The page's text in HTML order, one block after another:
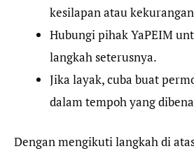
kesilapan atau
Hubungi pihak YaPEIM
langkah seterusnya.
Jika layak, cuba buat
dalam tempoh yang
Dengan mengikuti langkah di